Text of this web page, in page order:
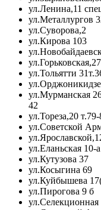
ул.Ленина,11
ул.Металлургов
ул.Суворова,2
ул.Кирова 103
ул.Тольятти
ул.Мурманская
42
ул.Тореза,20
ул.Советской
ул.Еланьская
ул.Кутузова 37
ул.Косыгина 69
ул.Куйбышева
ул.Пирогова 9 б